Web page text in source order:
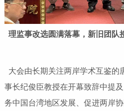
理监事改选圆满落幕，新旧团队
大会由长期关注两岸学术互鉴的
事长纪俊臣教授在开幕致辞中提
务中国台湾地区发展、促进两岸